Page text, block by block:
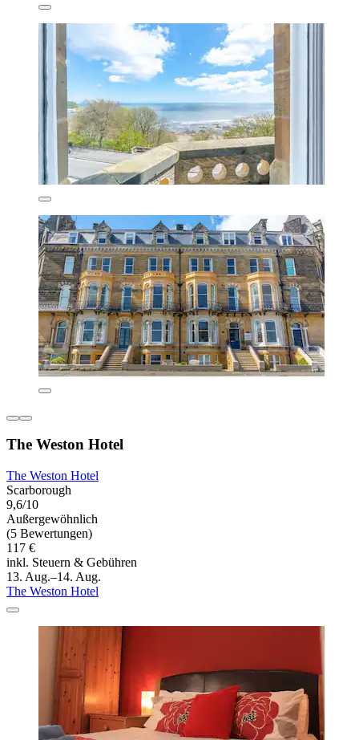
The Weston Hotel
The Weston Hotel
Scarborough
9,6/10
Außergewöhnlich
(5 Bewertungen)
117 €
inkl. Steuern & Gebühren
13. Aug.–14. Aug.
The Weston Hotel